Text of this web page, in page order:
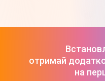
Відстеження глибини під
отримай
на